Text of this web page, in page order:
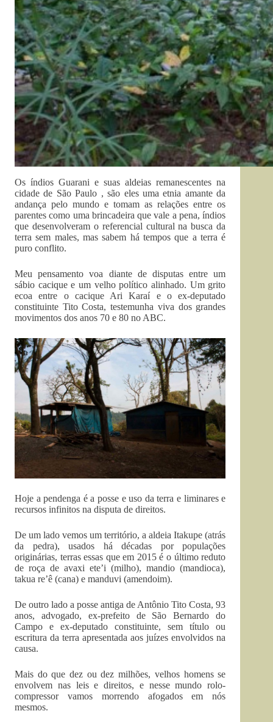
Os índios Guarani e suas aldeias remanescentes na
cidade de São Paulo , são eles uma etnia amante da
andança pelo mundo e tomam as relações entre os
parentes como uma brincadeira que vale a pena, índios
que desenvolveram o referencial cultural na busca da
terra sem males, mas sabem há tempos que a terra é
puro conflito.
Meu pensamento voa diante de disputas entre um
sábio cacique e um velho político alinhado. Um grito
ecoa entre o cacique Ari Karaí e o ex-deputado
constituinte Tito Costa, testemunha viva dos grandes
movimentos dos anos 70 e 80 no ABC.
Hoje a pendenga é a posse e uso da terra e liminares e
recursos infinitos na disputa de direitos.
De um lado vemos um território, a aldeia Itakupe (atrás
da pedra), usados há décadas por populações
originárias, terras essas que em 2015 é o último reduto
de roça de avaxi ete’i (milho), mandio (mandioca),
takua re’ê (cana) e manduvi (amendoim).
De outro lado a posse antiga de Antônio Tito Costa, 93
anos, advogado, ex-prefeito de São Bernardo do
Campo e ex-deputado constituinte, sem título ou
escritura da terra apresentada aos juízes envolvidos na
causa.
Mais do que dez ou dez milhões, velhos homens se
envolvem nas leis e direitos, e nesse mundo rolo-
compressor vamos morrendo afogados em nós
mesmos.